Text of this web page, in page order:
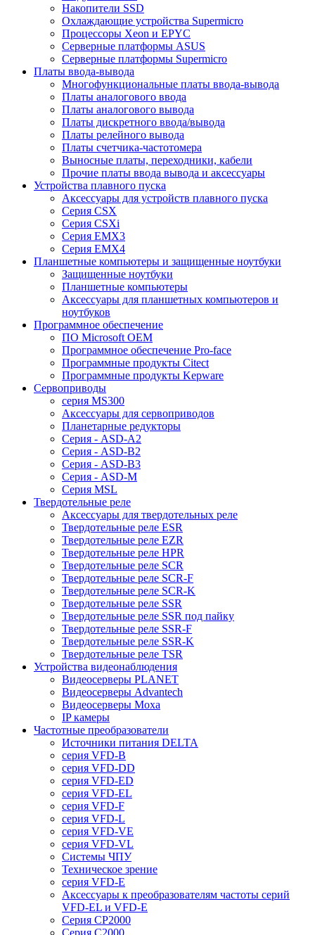
Накопители SSD
Охлаждающие устройства Supermicro
Процессоры Xeon и EPYC
Серверные платформы ASUS
Серверные платформы Supermicro
Платы ввода-вывода
Многофункциональные платы ввода-вывода
Платы аналогового ввода
Платы аналогового вывода
Платы дискретного ввода/вывода
Платы релейного вывода
Платы счетчика-частотомера
Выносные платы, переходники, кабели
Прочие платы ввода вывода и аксессуары
Устройства плавного пуска
Аксессуары для устройств плавного пуска
Серия CSX
Серия CSXi
Серия EMX3
Серия EMX4
Планшетные компьютеры и защищенные ноутбуки
Защищенные ноутбуки
Планшетные компьютеры
Аксессуары для планшетных компьютеров и
ноутбуков
Программное обеспечение
ПО Microsoft OEM
Программное обеспечение Pro-face
Программные продукты Citect
Программные продукты Kepware
Сервоприводы
серия MS300
Аксессуары для сервоприводов
Планетарные редукторы
Серия - ASD-A2
Серия - ASD-B2
Серия - ASD-B3
Серия - ASD-M
Серия MSL
Твердотельные реле
Аксессуары для твердотельных реле
Твердотельные реле ESR
Твердотельные реле EZR
Твердотельные реле HPR
Твердотельные реле SCR
Твердотельные реле SCR-F
Твердотельные реле SCR-K
Твердотельные реле SSR
Твердотельные реле SSR под пайку
Твердотельные реле SSR-F
Твердотельные реле SSR-K
Твердотельные реле TSR
Устройства видеонаблюдения
Видеосерверы PLANET
Видеосерверы Advantech
Видеосерверы Moxa
IP камеры
Частотные преобразователи
Источники питания DELTA
серия VFD-B
серия VFD-DD
серия VFD-ED
серия VFD-EL
серия VFD-F
серия VFD-L
серия VFD-VE
серия VFD-VL
Системы ЧПУ
Техническое зрение
серия VFD-E
Аксессуары к преобразователям частоты серий
VFD-EL и VFD-E
Серия CP2000
Серия C2000